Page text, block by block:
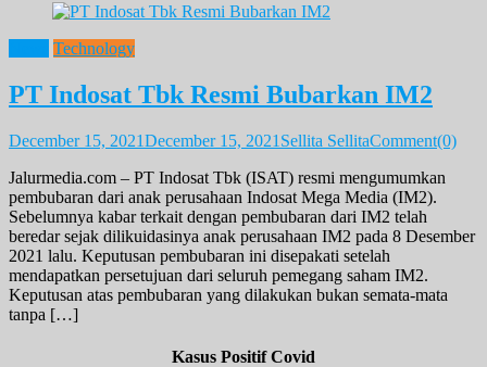
Technology
PT Indosat Tbk Resmi Bubarkan IM2
December 15, 2021December 15, 2021 Sellita SellitaComment(0)
Jalurmedia.com – PT Indosat Tbk (ISAT) resmi mengumumkan
pembubaran dari anak perusahaan Indosat Mega Media (IM2).
Sebelumnya kabar terkait dengan pembubaran dari IM2 telah
beredar sejak dilikuidasinya anak perusahaan IM2 pada 8 Desember
2021 lalu. Keputusan pembubaran ini disepakati setelah
mendapatkan persetujuan dari seluruh pemegang saham IM2.
Keputusan atas pembubaran yang dilakukan bukan semata-mata
tanpa […]
Kasus Positif Covid